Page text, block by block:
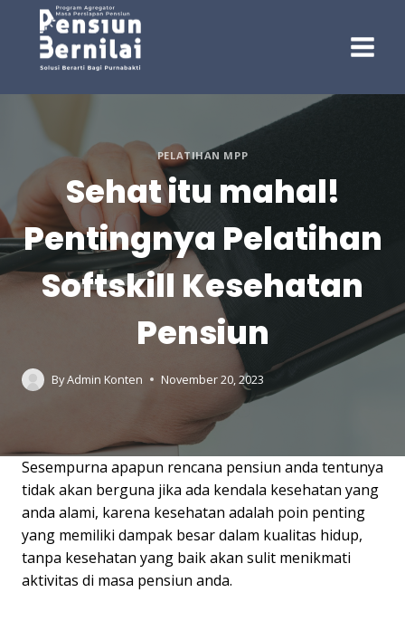
content
PELATIHAN MPP
Sehat itu mahal!
Pentingnya Pelatihan
Softskill Kesehatan
Pensiun
ByAdmin Konten November 20, 2023
Sesempurna apapun rencana pensiun anda tentunya
tidak akan berguna jika ada kendala kesehatan yang
anda alami, karena kesehatan adalah poin penting
yang memiliki dampak besar dalam kualitas hidup,
tanpa kesehatan yang baik akan sulit menikmati
aktivitas di masa pensiun anda.